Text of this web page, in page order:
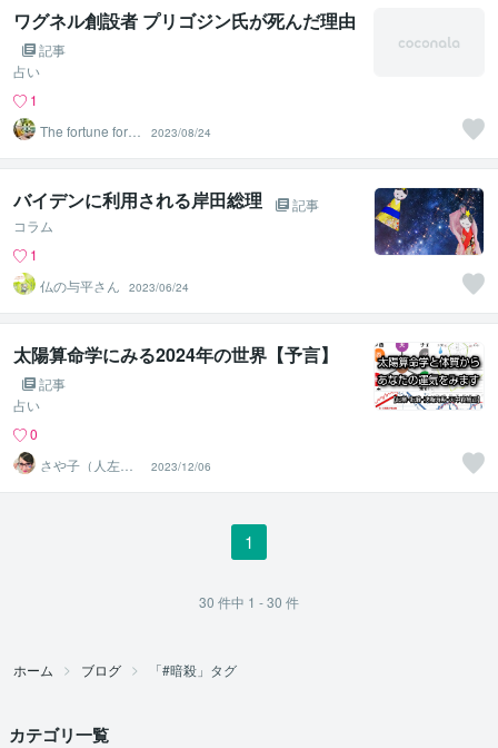
ワグネル創設者 プリゴジン氏が死んだ理由
記事
占い
1
The fortune forec
2023/08/24
バイデンに利用される岸田総理
記事
コラム
1
仏の与平さん
2023/06/24
太陽算命学にみる2024年の世界【予言】
記事
占い
0
さや子（人左綾
星）
2023/12/06
1
30 件中 1 - 30 件
ホーム ブログ 「#暗殺」タグ
カテゴリ一覧